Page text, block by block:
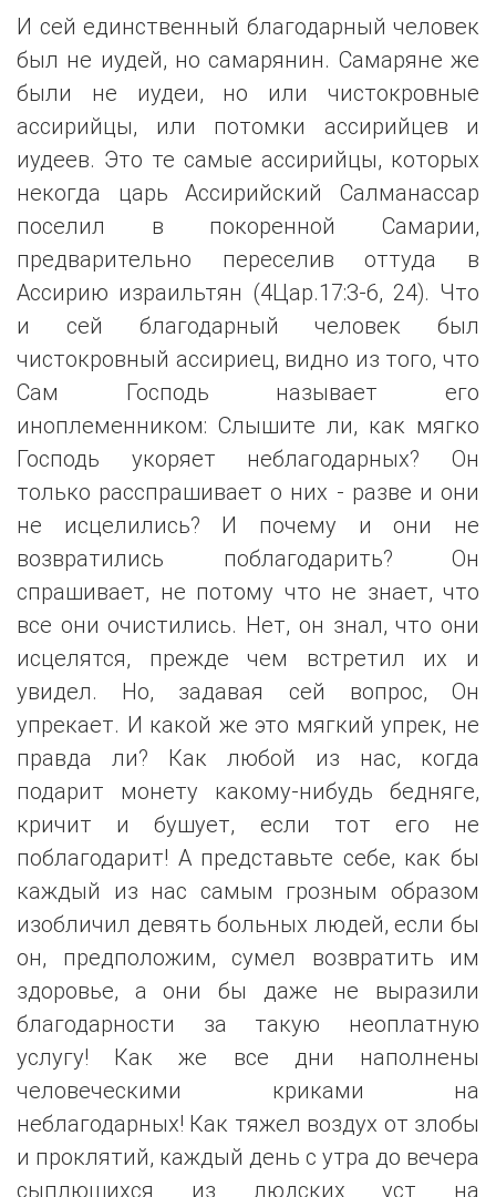
И сей единственный благодарный человек
был не иудей, но самарянин. Самаряне же
были не иудеи, но или чистокровные
ассирийцы, или потомки ассирийцев и
иудеев. Это те самые ассирийцы, которых
некогда царь Ассирийский Салманассар
поселил в покоренной Самарии,
предварительно переселив оттуда в
Ассирию израильтян (4Цар.17:3-6, 24). Что
и сей благодарный человек был
чистокровный ассириец, видно из того, что
Сам Господь называет его
иноплеменником: Слышите ли, как мягко
Господь укоряет неблагодарных? Он
только расспрашивает о них - разве и они
не исцелились? И почему и они не
возвратились поблагодарить? Он
спрашивает, не потому что не знает, что
все они очистились. Нет, он знал, что они
исцелятся, прежде чем встретил их и
увидел. Но, задавая сей вопрос, Он
упрекает. И какой же это мягкий упрек, не
правда ли? Как любой из нас, когда
подарит монету какому-нибудь бедняге,
кричит и бушует, если тот его не
поблагодарит! А представьте себе, как бы
каждый из нас самым грозным образом
изобличил девять больных людей, если бы
он, предположим, сумел возвратить им
здоровье, а они бы даже не выразили
благодарности за такую неоплатную
услугу! Как же все дни наполнены
человеческими криками на
неблагодарных! Как тяжел воздух от злобы
и проклятий, каждый день с утра до вечера
сыплющихся из людских уст на